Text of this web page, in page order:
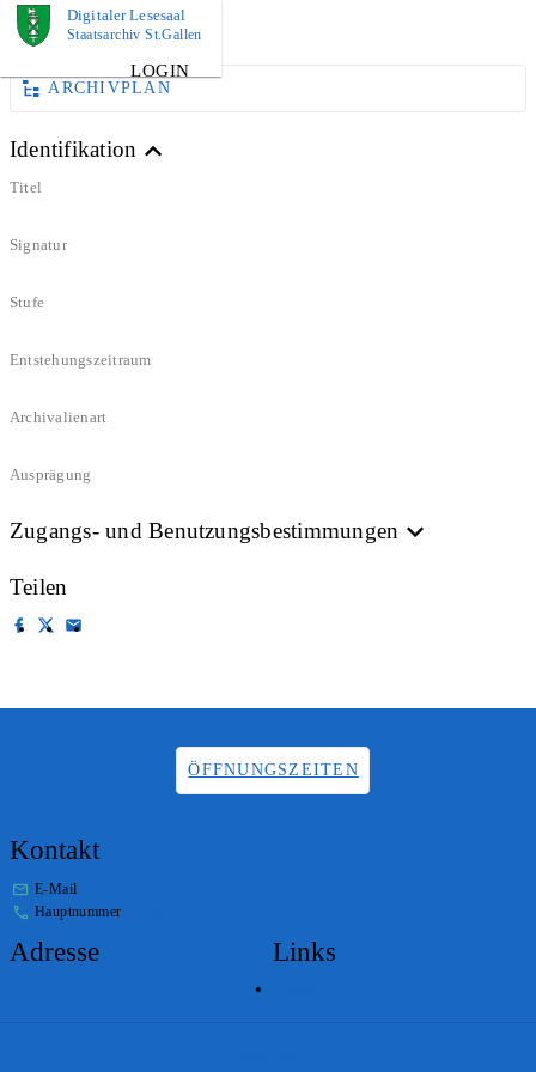
Digitaler Lesesaal
Staatsarchiv St.Gallen
LOGIN
DOKUMENT
ARCHIVPLAN
Identifikation
Titel
Signatur
Stufe
Entstehungszeitraum
Archivalienart
Ausprägung
Zugangs- und Benutzungsbestimmungen
Teilen
ÖFFNUNGSZEITEN
Kontakt
E-Mail
Hauptnummer
Adresse Links